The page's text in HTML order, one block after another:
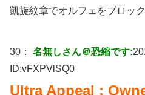
凱旋紋章でオルフェをブロッ
30： 名無しさん＠恐縮です:
ID:vFXPVlSQ0
Ultra Appeal :